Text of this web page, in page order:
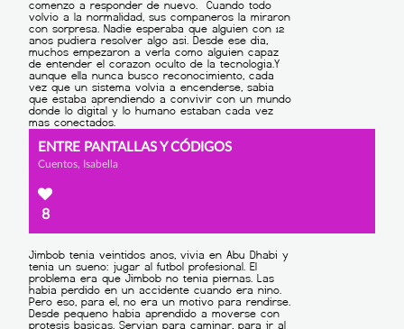
ENTRE PANTALLAS Y CÓDIGOS
Cuentos, Isabella
8